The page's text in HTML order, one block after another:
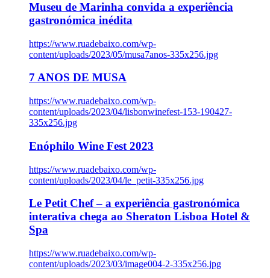
Museu de Marinha convida a experiência
gastronómica inédita
https://www.ruadebaixo.com/wp-
content/uploads/2023/05/musa7anos-335x256.jpg
7 ANOS DE MUSA
https://www.ruadebaixo.com/wp-
content/uploads/2023/04/lisbonwinefest-153-190427-
335x256.jpg
Enóphilo Wine Fest 2023
https://www.ruadebaixo.com/wp-
content/uploads/2023/04/le_petit-335x256.jpg
Le Petit Chef – a experiência gastronómica
interativa chega ao Sheraton Lisboa Hotel &
Spa
https://www.ruadebaixo.com/wp-
content/uploads/2023/03/image004-2-335x256.jpg